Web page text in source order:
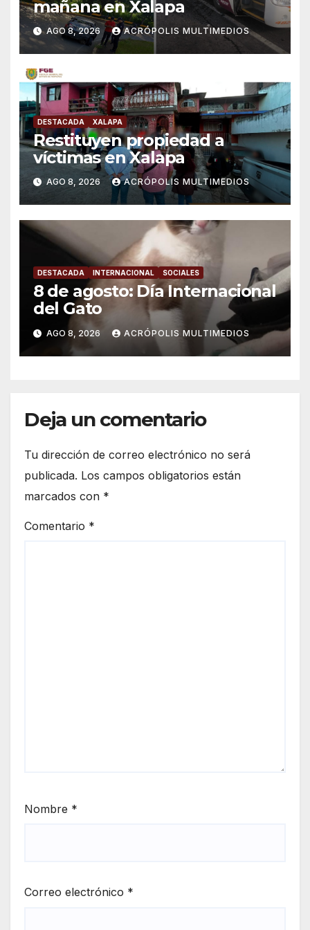
mañana en Xalapa
AGO 8, 2026 ACRÓPOLIS MULTIMEDIOS
DESTACADA XALAPA
Restituyen propiedad a
víctimas en Xalapa
AGO 8, 2026 ACRÓPOLIS MULTIMEDIOS
DESTACADA INTERNACIONAL SOCIALES
8 de agosto: Día Internacional
del Gato
AGO 8, 2026 ACRÓPOLIS MULTIMEDIOS
Deja un comentario
Tu dirección de correo electrónico no será
publicada. Los campos obligatorios están
marcados con *
Comentario *
Nombre *
Correo electrónico *